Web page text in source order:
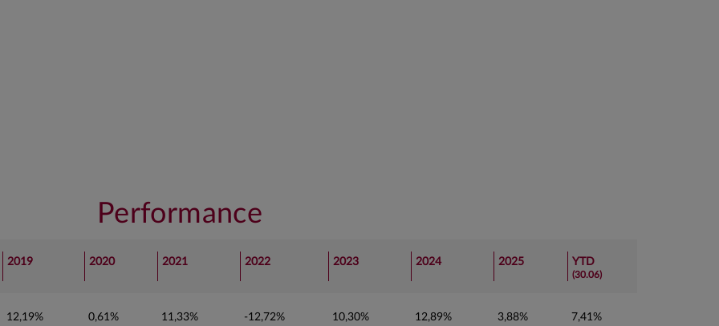
Performance
2019 2020 2021 2022 2023 2024 2025 YTD
(30.06)
12,19% 0,61% 11,33% -12,72% 10,30% 12,89% 3,88% 7,41%